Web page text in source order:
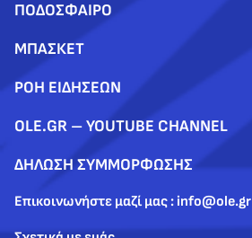
ΠΟΔΟΣΦΑΙΡΟ
ΜΠΑΣΚΕΤ
ΡΟΗ ΕΙΔΗΣΕΩΝ
OLE.GR – YOUTUBE CHANNEL
ΔΗΛΩΣΗ ΣΥΜΜΟΡΦΩΣΗΣ
Επικοινωνήστε μαζί μας : info@ole.gr